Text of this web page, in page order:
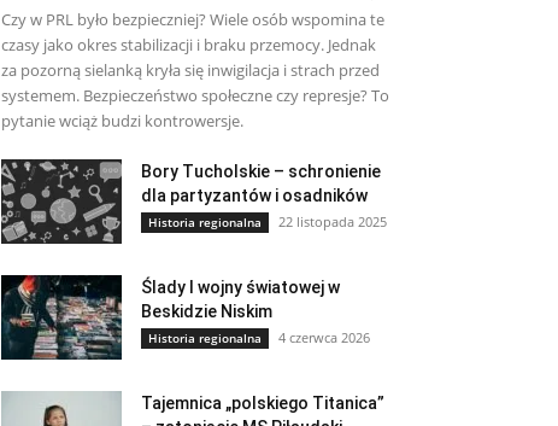
Czy w PRL było bezpieczniej? Wiele osób wspomina te
czasy jako okres stabilizacji i braku przemocy. Jednak
za pozorną sielanką kryła się inwigilacja i strach przed
systemem. Bezpieczeństwo społeczne czy represje? To
pytanie wciąż budzi kontrowersje.
Bory Tucholskie – schronienie
dla partyzantów i osadników
Historia regionalna 22 listopada 2025
Ślady I wojny światowej w
Beskidzie Niskim
Historia regionalna 4 czerwca 2026
Tajemnica „polskiego Titanica”